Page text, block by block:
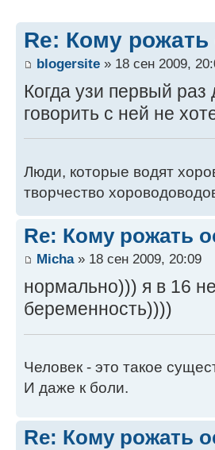
Re: Кому
blogersite » 18 сен 2009,
Когда узи первый
говорить с ней не
Люди, которые водят
творчество
Re: Кому рожать
Micha» 18 сен 2009, 20:09
нормально))) я в 16
беременность))))
Человек - это такое
И даже к боли.
Re: Кому рожать